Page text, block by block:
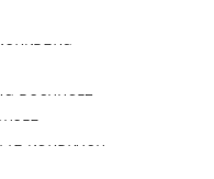
BUCHHOLZ
NORDRACH